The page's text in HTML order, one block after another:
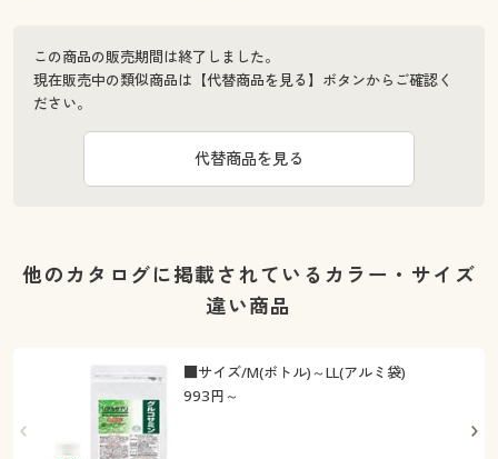
この商品の販売期間は終了しました。
現在販売中の類似商品は【代替商品を見る】ボタンからご確認く
ださい。
代替商品を見る
他のカタログに掲載されているカラー・サイズ
違い商品
993円～
■サイズ/M(ボトル)～LL(アルミ袋)